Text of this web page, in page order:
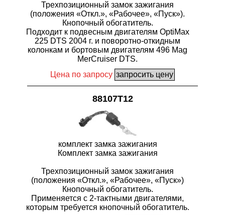
Трехпозиционный замок зажигания
(положения «Откл.», «Рабочее», «Пуск»).
Кнопочный обогатитель.
Подходит к подвесным двигателям OptiMax
225 DTS 2004 г. и поворотно-откидным
колонкам и бортовым двигателям 496 Mag
MerCruiser DTS.
Цена по запросу
88107T12
комплект замка зажигания
Комплект замка зажигания
Трехпозиционный замок зажигания
(положения «Откл.», «Рабочее», «Пуск»)
Кнопочный обогатитель.
Применяется с 2-тактными двигателями,
которым требуется кнопочный обогатитель.